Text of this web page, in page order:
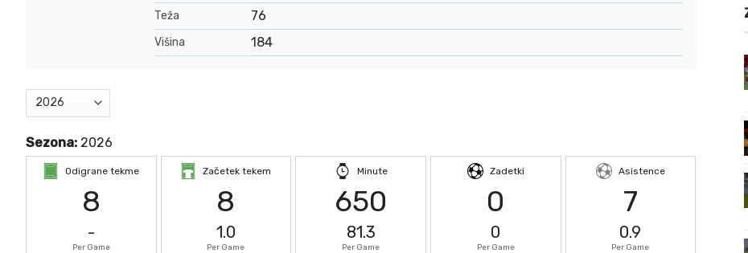
Teža 76
Višina 184
Sezona: 2026
Odigrane tekme
8
-
Per Game
Začetek tekem
8
1.0
Per Game
Minute
650
81.3
Per Game
Zadetki
0
0
Per Game
Asistence
7
0.9
Per Game